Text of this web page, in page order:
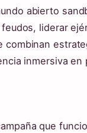
abierto
liderar
combinan
inmersiva
que